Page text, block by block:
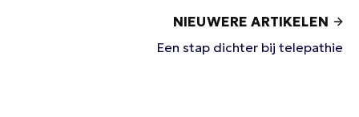
NIEUWERE ARTIKELEN
Een stap dichter bij telepathie